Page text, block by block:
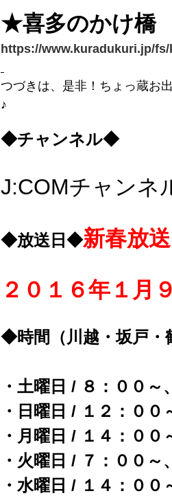
★喜多のかけ橋
https://www.kuradukuri.jp/
つづきは、是非！ちょっ蔵お
♪
◆チャンネル◆
J:COMチャンネ
◆放送日◆新春放送
２０１６年１月
◆時間（川越・坂戸・
・土曜日 / ８：００
・日曜日 / １２：０
・月曜日 / １４：０
・火曜日 / ７：００
・水曜日 / １４：０